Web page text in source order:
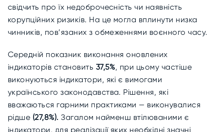
свідчить про їх недоброчесність чи наявність
корупційних ризиків. На це могла вплинути низка
чинників, пов’язаних з обмеженнями воєнного часу.
Середній показник виконання оновлених
індикаторів становить 37,5%, при цьому частіше
виконуються індикатори, які є вимогами
українського законодавства. Рішення, які
вважаються гарними практиками — виконувалися
рідше (27,8%).Загалом найменш втілюваними є
індикатори, для реалізації яких необхідні значні